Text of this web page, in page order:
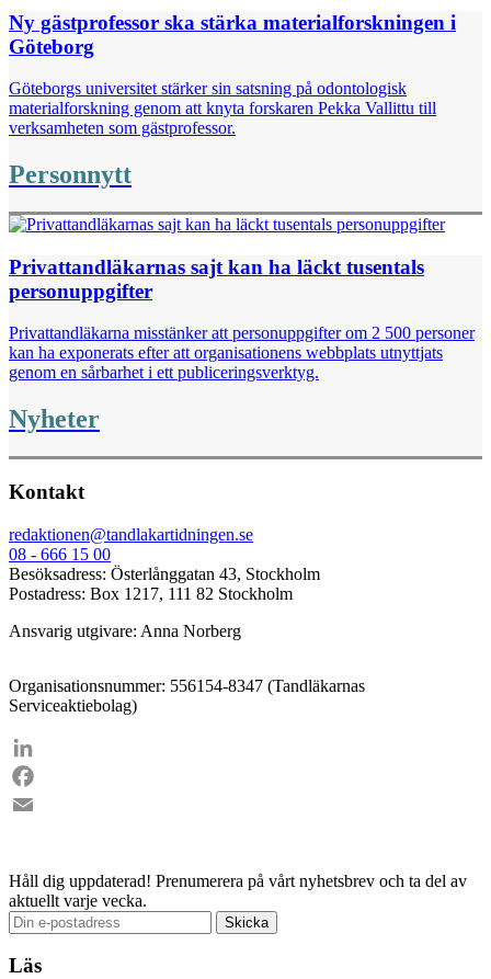
Ny gästprofessor ska stärka materialforskningen i
Göteborg
Göteborgs universitet stärker sin satsning på odontologisk
materialforskning genom att knyta forskaren Pekka Vallittu till
verksamheten som gästprofessor.
Personnytt
Privattandläkarnas sajt kan ha läckt tusentals
personuppgifter
Privattandläkarna misstänker att personuppgifter om 2 500 personer
kan ha exponerats efter att organisationens webbplats utnyttjats
genom en sårbarhet i ett publiceringsverktyg.
Nyheter
Kontakt
redaktionen@tandlakartidningen.se
08 - 666 15 00
Besöksadress: Österlånggatan 43, Stockholm
Postadress: Box 1217, 111 82 Stockholm
Ansvarig utgivare: Anna Norberg
Organisationsnummer: 556154-8347 (Tandläkarnas
Serviceaktiebolag)
LinkedIn
Facebook
Håll dig uppdaterad! Prenumerera på vårt nyhetsbrev och ta del av
aktuellt varje vecka.
Läs